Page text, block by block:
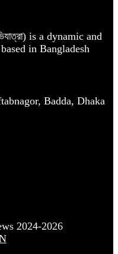
is a dynamic and
in Bangladesh
Badda, Dhaka
2024-2026